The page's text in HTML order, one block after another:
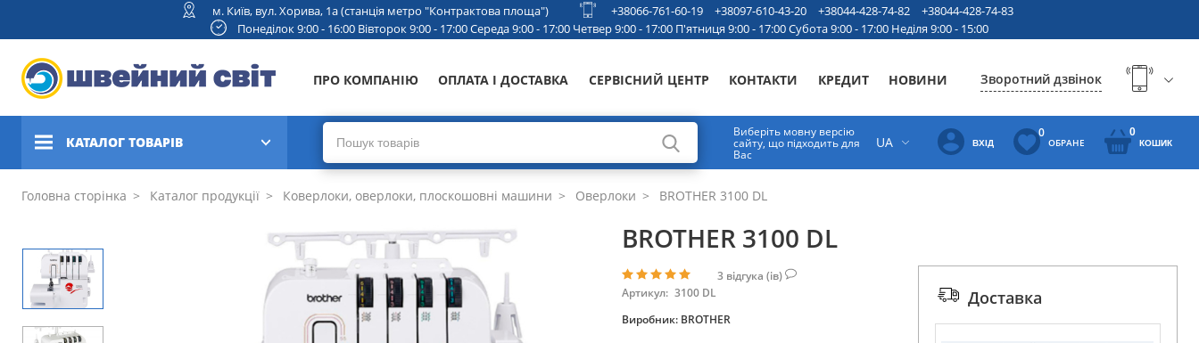
м. Київ, вул. Хорива, 1а (станція метро "Контрактова площа") +38066-761-60-19 +38097-610-43-20 +38044-428-74-82
+38044-428-74-83
Понеділок 9:00 - 16:00 Вівторок 9:00 - 17:00 Середа 9:00 - 17:00 Четвер 9:00 - 17:00 П'ятниця 9:00 - 17:00 Субота 9:00 - 17:00 Неділя 9:00 - 15:00
ПРО КОМПАНІЮ ОПЛАТА І ДОСТАВКА СЕРВІСНИЙ ЦЕНТР КОНТАКТИ КРЕДИТ НОВИНИ Зворотний дзвінок
КАТАЛОГ ТОВАРІВ
Швейні машини
вишивальні машини
Коверлоки, оверлоки,
плоскошовні машини
Виберіть мовну версію
сайту, що підходить для
Вас
UA ВХІД
0
ОБРАНЕ
0
КОШИК
Головна сторінка Каталог продукції Коверлоки, оверлоки, плоскошовні машини Оверлоки BROTHER 3100 DL
BROTHER 3100 DL
3 відгука (ів)
Артикул: 3100 DL
Виробник: BROTHER
Доставка